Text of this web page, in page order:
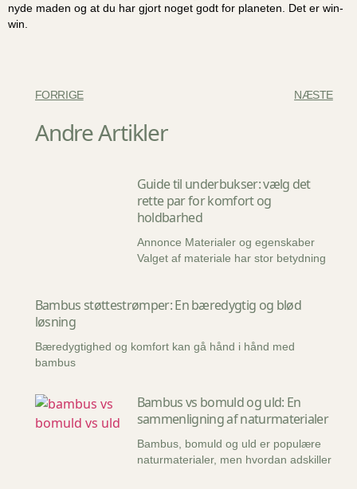
nyde maden og at du har gjort noget godt for planeten. Det er win-
win.
FORRIGE NÆSTE
Andre Artikler
Guide til underbukser: vælg det
rette par for komfort og
holdbarhed
Annonce Materialer og egenskaber
Valget af materiale har stor betydning
Bambus støttestrømper: En bæredygtig og blød
løsning
Bæredygtighed og komfort kan gå hånd i hånd med
bambus
Bambus vs bomuld og uld: En
sammenligning af naturmaterialer
Bambus, bomuld og uld er populære
naturmaterialer, men hvordan adskiller